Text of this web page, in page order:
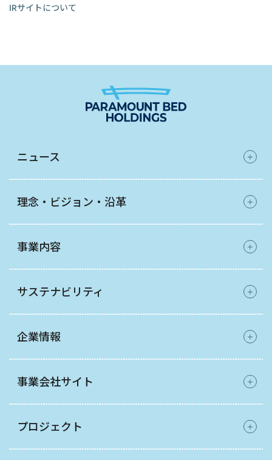
IRサイトについて
ニュース
理念・ビジョン・沿革
事業内容
サステナビリティ
企業情報
事業会社サイト
プロジェクト